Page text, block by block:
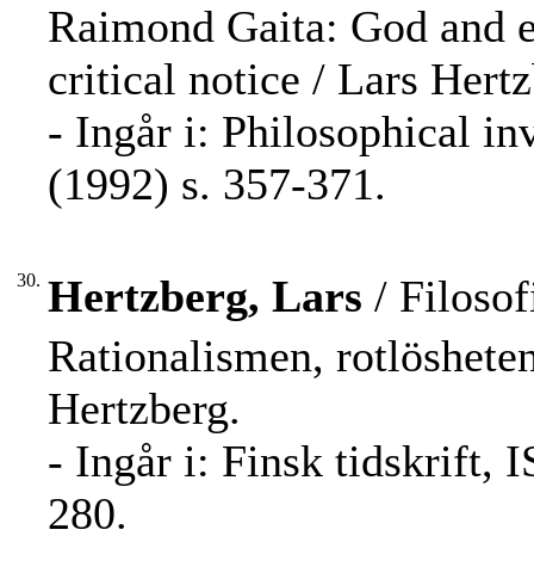
Raimond Gaita: God and
critical notice / Lars
- Ingår i: Philosophical
(1992) s. 357-371.
30. Hertzberg, Lars /
Rationalismen,
Hertzberg.
- Ingår i: Finsk tidskrift,
280.